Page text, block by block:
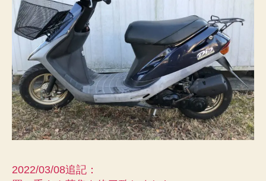
古
車
売
た
し
へ
の
2022/03/08追記：